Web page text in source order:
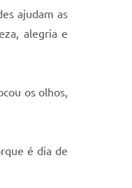
ajudam as
alegria e
os olhos,
é dia de